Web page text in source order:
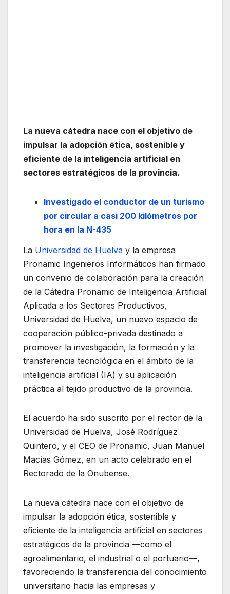
La nueva cátedra nace con el objetivo de
impulsar la adopción ética, sostenible y
eficiente de la inteligencia artificial en
sectores estratégicos de la provincia.
Investigado el conductor de un turismo
por circular a casi 200 kilómetros por
hora en la N-435
La Universidad de Huelva y la empresa
Pronamic Ingenieros Informáticos han firmado
un convenio de colaboración para la creación
de la Cátedra Pronamic de Inteligencia Artificial
Aplicada a los Sectores Productivos,
Universidad de Huelva, un nuevo espacio de
cooperación público-privada destinado a
promover la investigación, la formación y la
transferencia tecnológica en el ámbito de la
inteligencia artificial (IA) y su aplicación
práctica al tejido productivo de la provincia.
El acuerdo ha sido suscrito por el rector de la
Universidad de Huelva, José Rodríguez
Quintero, y el CEO de Pronamic, Juan Manuel
Macías Gómez, en un acto celebrado en el
Rectorado de la Onubense.
La nueva cátedra nace con el objetivo de
impulsar la adopción ética, sostenible y
eficiente de la inteligencia artificial en sectores
estratégicos de la provincia —como el
agroalimentario, el industrial o el portuario—,
favoreciendo la transferencia del conocimiento
universitario hacia las empresas y